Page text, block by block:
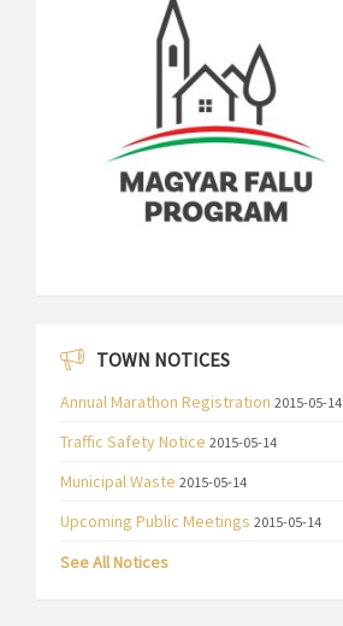
TOWN NOTICES
Annual Marathon Registration 2015-05-14
Traffic Safety Notice 2015-05-14
Municipal Waste 2015-05-14
Upcoming Public Meetings 2015-05-14
See All Notices